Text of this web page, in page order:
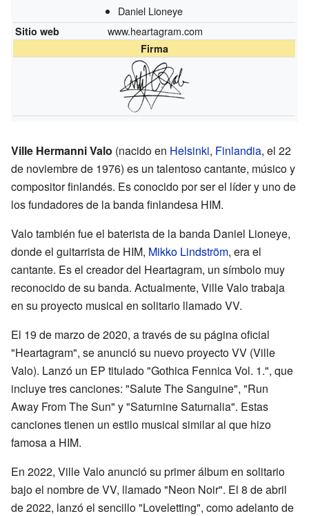
Daniel Lioneye
Sitio web www.heartagram.com
Firma
Ville Hermanni Valo (nacido en Helsinki, Finlandia, el 22
de noviembre de 1976) es un talentoso cantante, músico y
compositor finlandés. Es conocido por ser el líder y uno de
los fundadores de la banda finlandesa HIM.
Valo también fue el baterista de la banda Daniel Lioneye,
donde el guitarrista de HIM, Mikko Lindström, era el
cantante. Es el creador del Heartagram, un símbolo muy
reconocido de su banda. Actualmente, Ville Valo trabaja
en su proyecto musical en solitario llamado VV.
El 19 de marzo de 2020, a través de su página oficial
"Heartagram", se anunció su nuevo proyecto VV (Ville
Valo). Lanzó un EP titulado "Gothica Fennica Vol. 1.", que
incluye tres canciones: "Salute The Sanguine", "Run
Away From The Sun" y "Saturnine Saturnalia". Estas
canciones tienen un estilo musical similar al que hizo
famosa a HIM.
En 2022, Ville Valo anunció su primer álbum en solitario
bajo el nombre de VV, llamado "Neon Noir". El 8 de abril
de 2022, lanzó el sencillo "Loveletting", como adelanto de